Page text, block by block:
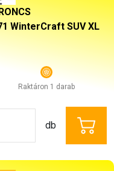
WinterCraft SUV XL
Raktáron 1 darab
db